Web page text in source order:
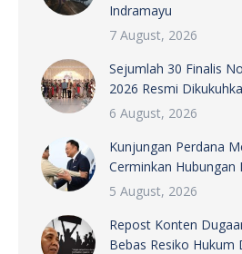
Indramayu
7 August, 2026
Sejumlah 30 Finalis
2026 Resmi
6 August, 2026
Kunjungan Perdana
Cerminkan Hubungan
5 August, 2026
Repost Konten
Bebas Resiko Hukum